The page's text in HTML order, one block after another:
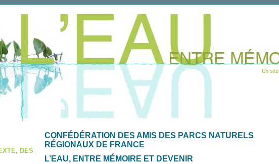
CONFÉDÉRATION DES AMIS DES PARCS NATURELS
RÉGIONAUX DE FRANCE
L’EAU, ENTRE MÉMOIRE ET DEVENIR
DES